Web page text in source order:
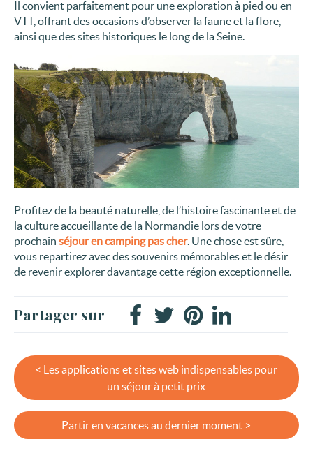
Il convient parfaitement pour une exploration à pied ou en
VTT, offrant des occasions d’observer la faune et la flore,
ainsi que des sites historiques le long de la Seine.
Profitez de la beauté naturelle, de l’histoire fascinante et de
la culture accueillante de la Normandie lors de votre
prochain séjour en camping pas cher. Une chose est sûre,
vous repartirez avec des souvenirs mémorables et le désir
de revenir explorer davantage cette région exceptionnelle.
Partager sur
< Les applications et sites web indispensables pour
un séjour à petit prix
Partir en vacances au dernier moment >